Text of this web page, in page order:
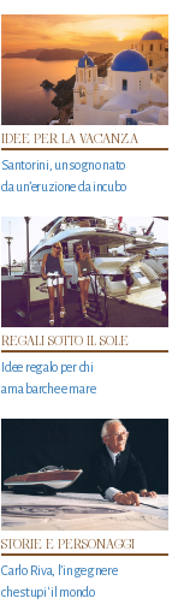
IDEE PER LA VACANZA
Santorini, un sogno nato
da un’eruzione da incubo
REGALI SOTTO IL SOLE
Idee regalo per chi
ama barche e mare
STORIE E PERSONAGGI
Carlo Riva, l’ingegnere
che stupi' il mondo